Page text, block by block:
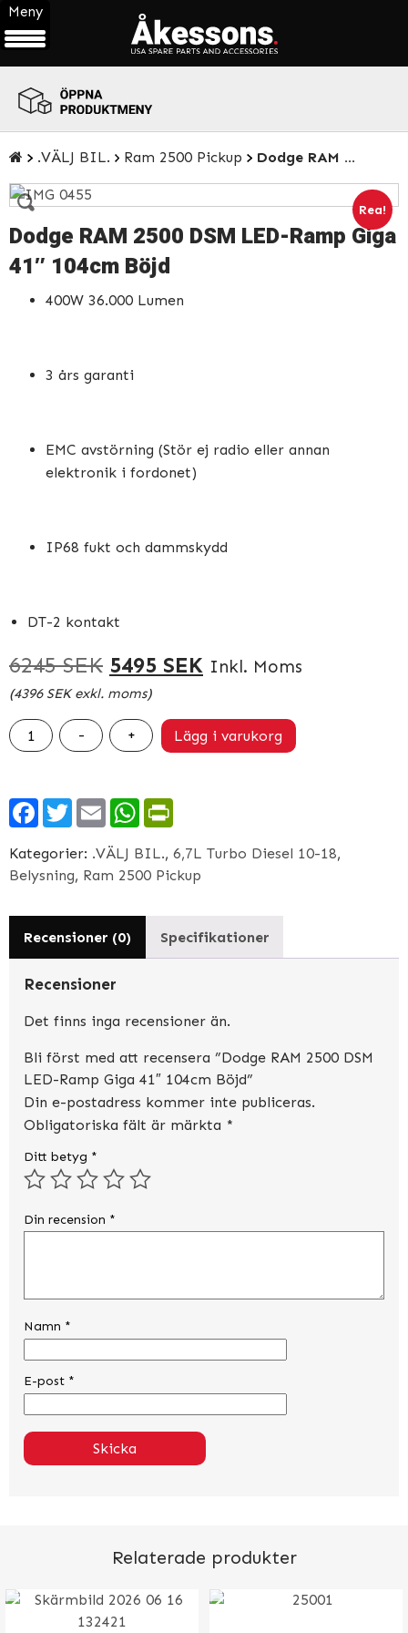
ÖPPNA
PRODUKTMENY
.VÄLJ BIL. Ram 2500 Pickup Dodge RAM 2500 DSM LED-Ramp Giga 41″ 104cm Böjd
Rea!
Dodge RAM 2500 DSM LED-Ramp Giga
41″ 104cm Böjd
400W 36.000 Lumen
3 års garanti
EMC avstörning (Stör ej radio eller annan
elektronik i fordonet)
IP68 fukt och dammskydd
DT-2 kontakt
6245SEK Det
ursprungliga
priset
6245 SEK.
5495 SEK Det
priset
Inkl. Moms
(4396 SEKexkl. moms)
-
Dodge
RAM
DSM
LED-
Böjd
mängd
+ Lägg i varukorg
Facebook
TwitterEmailWhatsApp
Kategorier: .VÄLJ BIL., 6,7L Turbo Diesel 10-18,
Belysning, Ram 2500 Pickup
Recensioner (0) Specifikationer
Recensioner
Det finns inga recensioner än.
Bli först med att recensera ”Dodge RAM 2500 DSM
LED-Ramp Giga 41″ 104cm Böjd”
Din e-postadress kommer inte publiceras.
Obligatoriska fält är märkta *
Ditt betyg *
Din recension *
Namn *
E-post *
Relaterade produkter
Meny